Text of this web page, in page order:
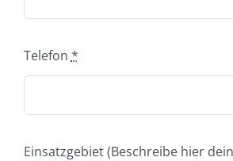
Telefon *
Einsatzgebiet (Beschreibe hier